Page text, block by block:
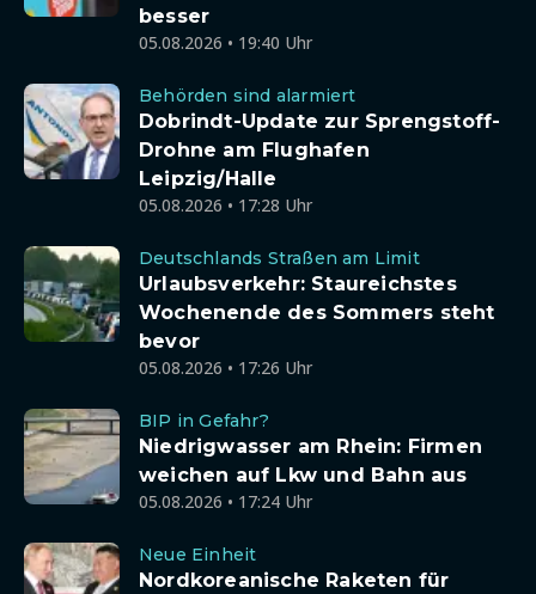
besser
05.08.2026 • 19:40 Uhr
Behörden sind alarmiert
Dobrindt-Update zur Sprengstoff-
Drohne am Flughafen
Leipzig/Halle
05.08.2026 • 17:28 Uhr
Deutschlands Straßen am Limit
Urlaubsverkehr: Staureichstes
Wochenende des Sommers steht
bevor
05.08.2026 • 17:26 Uhr
BIP in Gefahr?
Niedrigwasser am Rhein: Firmen
weichen auf Lkw und Bahn aus
05.08.2026 • 17:24 Uhr
Neue Einheit
Nordkoreanische Raketen für